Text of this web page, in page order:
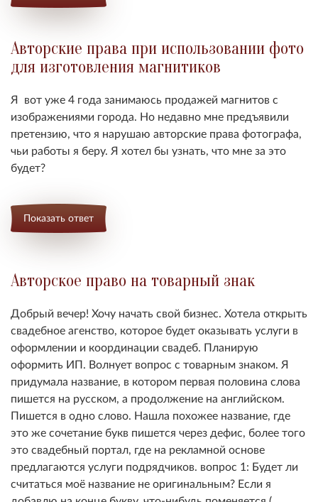
Авторские права при использовании фото
для изготовления магнитиков
Я вот уже 4 года занимаюсь продажей магнитов с
изображениями города. Но недавно мне предъявили
претензию, что я нарушаю авторские права фотографа,
чьи работы я беру. Я хотел бы узнать, что мне за это
будет?
Показать ответ
Авторское право на товарный знак
Добрый вечер! Хочу начать свой бизнес. Хотела открыть
свадебное агенство, которое будет оказывать услуги в
оформлении и координации свадеб. Планирую
оформить ИП. Волнует вопрос с товарным знаком. Я
придумала название, в котором первая половина слова
пишется на русском, а продолжение на английском.
Пишется в одно слово. Нашла похожее название, где
это же сочетание букв пишется через дефис, более того
это свадебный портал, где на рекламной основе
предлагаются услуги подрядчиков. вопрос 1: Будет ли
считаться моё название не оригинальным? Если я